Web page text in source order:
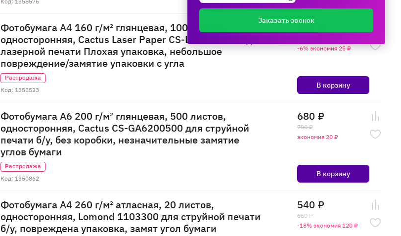
Фотобумага A4 160 г/м² глянцевая, 100 листов,
односторонняя, Cactus Laser Paper CS-LPA4160100 для
лазерной печати Плохая упаковка, небольшое
повреждение/замятие упаковки с угла
Распродажа
Код: 1355523
-6% экономия 25 ₽
В корзину
Фотобумага A6 200 г/м² глянцевая, 500 листов,
односторонняя, Cactus CS-GA6200500 для струйной
печати б/у, без коробки, незначительные замятие
углов бумаги
Распродажа
Код: 1350862
680 ₽
700 ₽
экономия 20 ₽
В корзину
Фотобумага A4 260 г/м² атласная, 20 листов,
односторонняя, Lomond 1103300 для струйной печати
б/у, повреждена упаковка, замят угол бумаги
540 ₽
660 ₽
-18% экономия 120 ₽
Заказать звонок